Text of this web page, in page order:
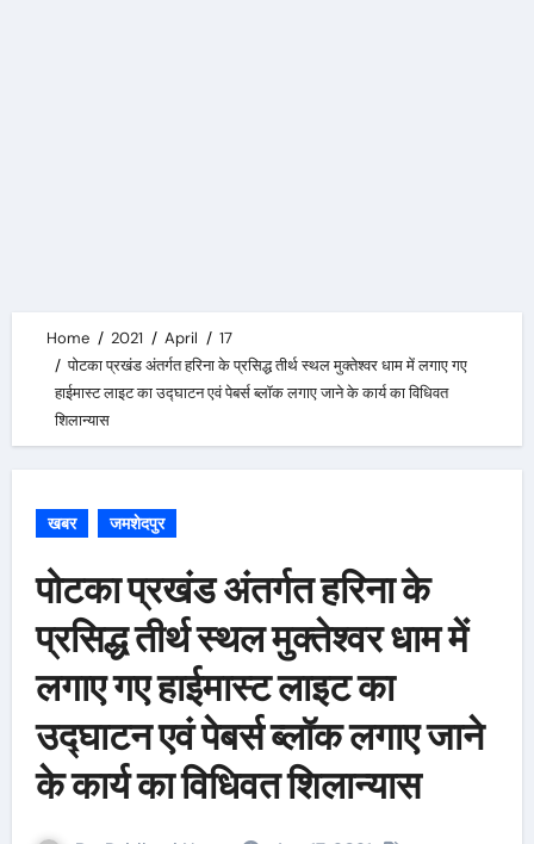
Home 2021 April
17
पोटका प्रखंड अंतर्गत हरिना के प्रसिद्ध तीर्थ स्थल मुक्तेश्वर धाम में लगाए गए
हाईमास्ट लाइट का उद्घाटन एवं पेबर्स ब्लॉक लगाए जाने के कार्य का विधिवत
शिलान्यास
खबर जमशेदपुर
पोटका प्रखंड अंतर्गत हरिना के
प्रसिद्ध तीर्थ स्थल मुक्तेश्वर धाम में
लगाए गए हाईमास्ट लाइट का
उद्घाटन एवं पेबर्स ब्लॉक लगाए जाने
के कार्य का विधिवत शिलान्यास